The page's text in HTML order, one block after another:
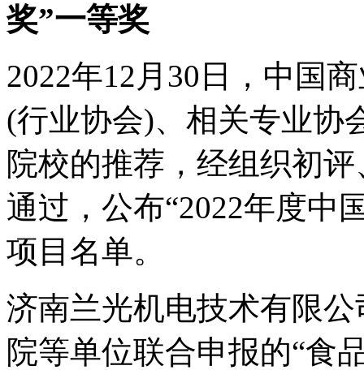
奖”一等奖
2022年12月30日，中国
(行业协会)、相关专业协
院校的推荐，经组织初
通过，公布“2022年度中
项目名单。
济南兰光机电技术有限
院等单位联合申报的“食